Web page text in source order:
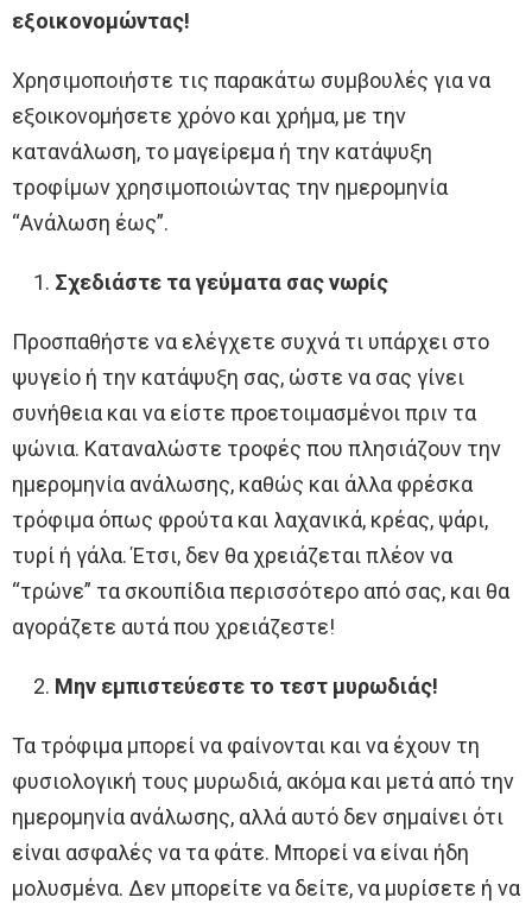
εξοικονομώντας!
Χρησιμοποιήστε τις παρακάτω συμβουλές για να
εξοικονομήσετε χρόνο και χρήμα, με την
κατανάλωση, το μαγείρεμα ή την κατάψυξη
τροφίμων χρησιμοποιώντας την ημερομηνία
“Ανάλωση έως”.
Σχεδιάστε τα γεύματα σας νωρίς
Προσπαθήστε να ελέγχετε συχνά τι υπάρχει στο
ψυγείο ή την κατάψυξη σας, ώστε να σας γίνει
συνήθεια και να είστε προετοιμασμένοι πριν τα
ψώνια. Καταναλώστε τροφές που πλησιάζουν την
ημερομηνία ανάλωσης, καθώς και άλλα φρέσκα
τρόφιμα όπως φρούτα και λαχανικά, κρέας, ψάρι,
τυρί ή γάλα. Έτσι, δεν θα χρειάζεται πλέον να
“τρώνε” τα σκουπίδια περισσότερο από σας, και θα
αγοράζετε αυτά που χρειάζεστε!
Μην εμπιστεύεστε το τεστ μυρωδιάς!
Τα τρόφιμα μπορεί να φαίνονται και να έχουν τη
φυσιολογική τους μυρωδιά, ακόμα και μετά από την
ημερομηνία ανάλωσης, αλλά αυτό δεν σημαίνει ότι
είναι ασφαλές να τα φάτε. Μπορεί να είναι ήδη
μολυσμένα. Δεν μπορείτε να δείτε, να μυρίσετε ή να